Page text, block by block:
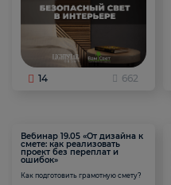
14 662
Вебинар 19.05 «От дизайна к
смете: как реализовать
проект без переплат и
ошибок»
Как подготовить грамотную смету?